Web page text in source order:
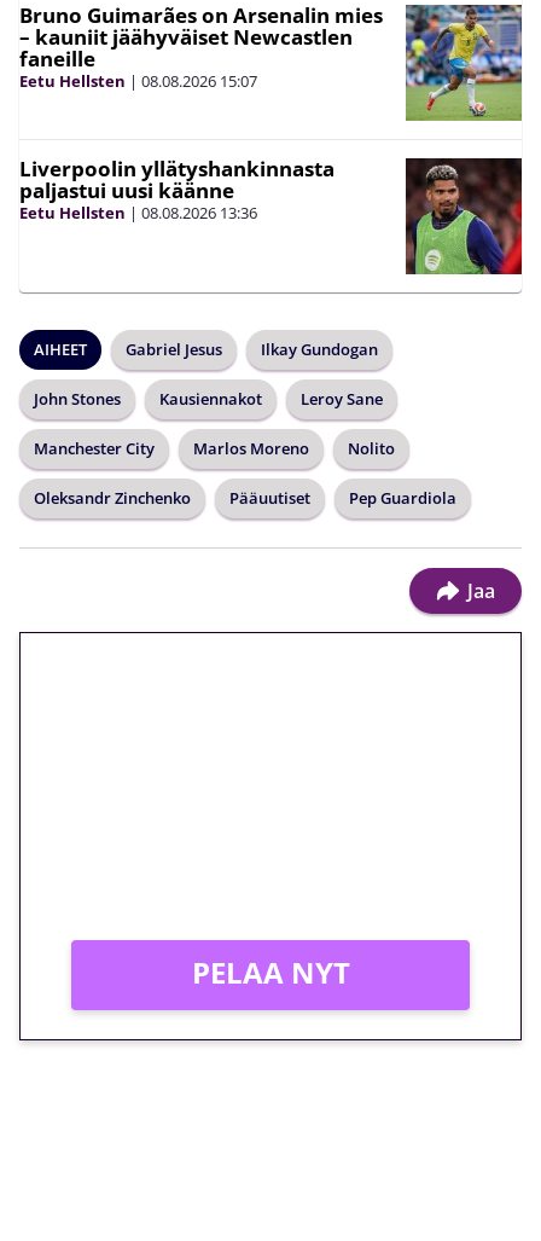
Bruno Guimarães on Arsenalin mies
– kauniit jäähyväiset Newcastlen
faneille
Eetu Hellsten | 08.08.2026 15:07
Liverpoolin yllätyshankinnasta
paljastui uusi käänne
Eetu Hellsten | 08.08.2026 13:36
AIHEET Gabriel Jesus Ilkay Gundogan
John Stones Kausiennakot Leroy Sane
Manchester City Marlos Moreno Nolito
Oleksandr Zinchenko Pääuutiset Pep Guardiola
Jaa
PELAA NYT